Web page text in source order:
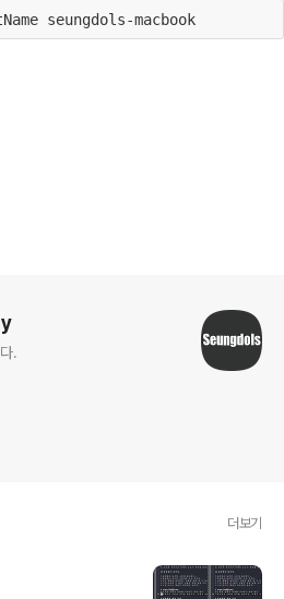
seungdols-macbook
.
더보기